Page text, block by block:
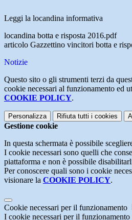
Leggi la locandina informativa
locandina botta e risposta 2016.pdf
articolo Gazzettino vincitori botta e
Notizie
Questo sito o gli strumenti terzi da
cookie necessari al funzionamento ed
COOKIE POLICY.
Personalizza Rifiuta tutti i cookies
Gestione cookie
In questa schermata è possibile
I cookie necessari sono quelli che
piattaforma e non è possibile
Per conoscere quali sono i cookie
visionare la COOKIE POLICY.
Cookie necessari per il funzionamento
I cookie necessari per il funzionamento